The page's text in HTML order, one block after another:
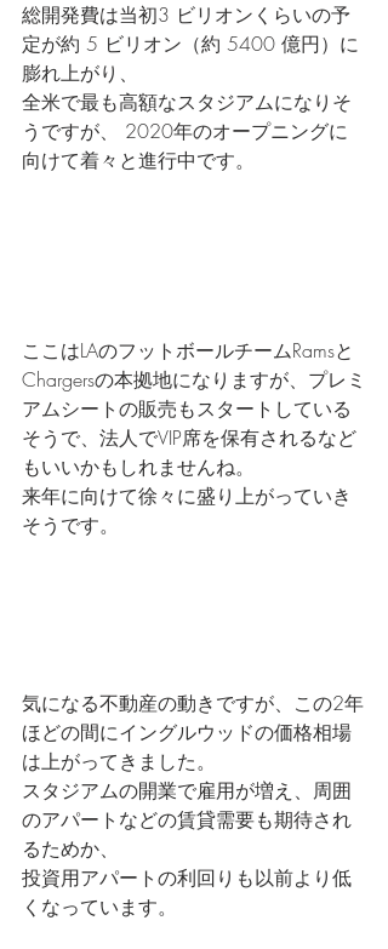
総開発費は当初3 ビリオンくらいの予
定が約 5 ビリオン（約 5400 億円）に
膨れ上がり、
全米で最も高額なスタジアムになりそ
うですが、 2020年のオープニングに
向けて着々と進行中です。
ここはLAのフットボールチームRamsと
Chargersの本拠地になりますが、プレミ
アムシートの販売もスタートしている
そうで、法人でVIP席を保有されるなど
もいいかもしれませんね。
来年に向けて徐々に盛り上がっていき
そうです。
気になる不動産の動きですが、この2年
ほどの間にイングルウッドの価格相場
は上がってきました。
スタジアムの開業で雇用が増え、周囲
のアパートなどの賃貸需要も期待され
るためか、
投資用アパートの利回りも以前より低
くなっています。